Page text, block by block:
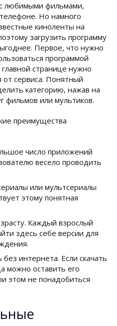
любимыми фильмами,
Но намного
киноленты на
загрузить программу
Первое, что нужно
программой
странице нужно
сервиса. Понятный
категорию, нажав на
фильмов или мультиков.
преимущества
число приложений
весело проводить
или мультсериалы
этому понятная
Каждый взрослый
здесь себе версии для
интернета. Если скачать
можно оставить его
этом не понадобиться